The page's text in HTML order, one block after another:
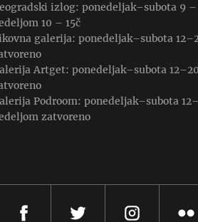
izlog: ponedeljak–subota 9 –
10 – 15č
galerija: ponedeljak–subota
Artget: ponedeljak–subota
Podroom: ponedeljak–subota
zatvoreno